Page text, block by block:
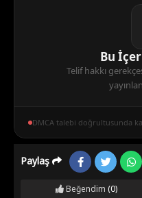
Bu
Telif hakkı
DMCA talebi doğrultusunda
Paylaş
Beğendim (0)